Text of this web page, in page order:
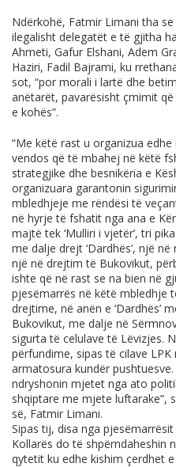
Ndërkohë, Fatmir Limani tha
ilegalisht delegatët e të gjitha
Ahmeti, Gafur Elshani, Adem
Haziri, Fadil Bajrami, ku
sot, “por morali i lartë dhe
anëtarët, pavarësisht çmimit
e kohës”.
“Me këtë rast u organizua
vendos që të mbahej në këtë
strategjike dhe besnikëria e
organizuara garantonin
mbledhjeje me rëndësi të
në hyrje të fshatit nga ana e
majtë tek ‘Mulliri i vjetër’, tri
me dalje drejt ‘Dardhës’, një në
një në drejtim të Bukovikut,
ishte që në rast se na bien në
pjesëmarrës në këtë mbledhje
drejtime, në anën e ‘Dardhës’
Bukovikut, me dalje në
sigurta të celulave të Lëvizjes.
përfundime, sipas të cilave
armatosura kundër
ndryshonin mjetet nga ato
shqiptare me mjete luftarake”,
së, Fatmir Limani.
Sipas tij, disa nga
Kollarës do të shpërndaheshin
qytetit ku edhe kishim çerdhet